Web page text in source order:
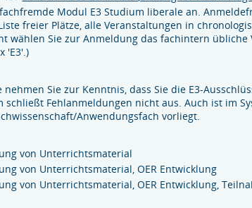
Modul E3 Studium liberale an.
freier Plätze, alle Veranstaltungen in
wählen Sie zur Anmeldung das fachintern übliche
'E3'.)
Sie zur Kenntnis, dass Sie die E3-
schließt Fehlanmeldungen nicht aus. Auch ist im
Anwendungsfach vorliegt.
von Unterrichtsmaterial
von Unterrichtsmaterial, OER Entwicklung
von Unterrichtsmaterial, OER Entwicklung,